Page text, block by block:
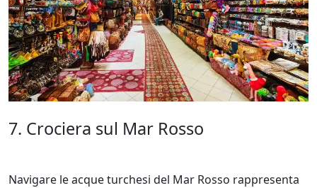
7. Crociera sul Mar Rosso
Navigare le acque turchesi del Mar Rosso rappresenta